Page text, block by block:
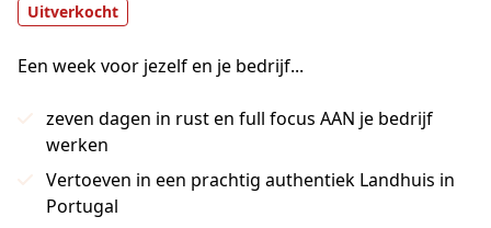
Uitverkocht
Een week voor jezelf en je bedrijf...
zeven dagen in rust en full focus AAN je bedrijf
werken
Vertoeven in een prachtig authentiek Landhuis in
Portugal